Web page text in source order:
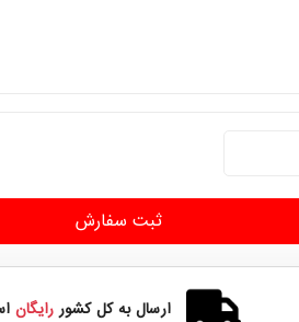
ثبت سفارش
ارسال به کل کشوررایگان